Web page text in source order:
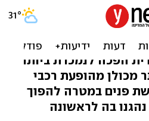
בזק -
הפכה לנמכרת ביותר
מכולן מהופעת רכבי
פנים במטרה להפוך
בה לראשונה